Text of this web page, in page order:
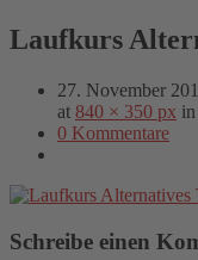
Laufkurs
27. November
at 840 × 350 px in
0 Kommentare
Schreibe einen